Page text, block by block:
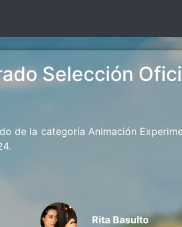
Selección
de la categoría Animación
Rita Basulto